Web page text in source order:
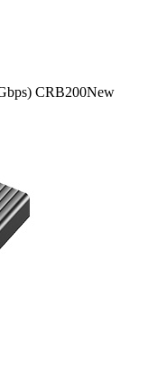
CRB200New